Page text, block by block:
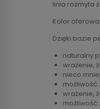
linia rozmyta
Kolor
Dzięki bazie
naturalny
wrażenie,
nieco
możliwość
wrażenie,
możliwość